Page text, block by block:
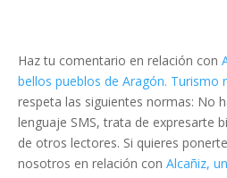
Haz tu comentario en relación con
bellos pueblos de Aragón. Turismo
respeta las siguientes normas: No
lenguaje SMS, trata de expresarte
de otros lectores. Si quieres
nosotros en relación con Alcañiz,